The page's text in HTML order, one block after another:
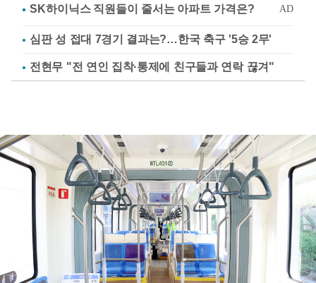
심판 성 접대 7경기 결과는?…한국 축구 '5승 2무'
전현무 "전 연인 집착·통제에 친구들과 연락 끊겨"